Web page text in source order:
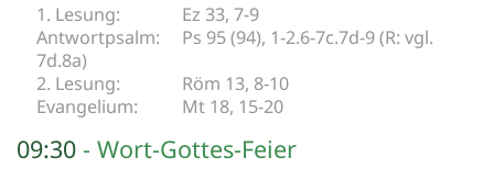
Ez 33, 7-9
Ps 95 (94), 1-2.6-7c.7d-9 (R: vgl.
7d.8a)
Röm 13, 8-10
Mt 18, 15-20
09:30 Wort-Gottes-Feier